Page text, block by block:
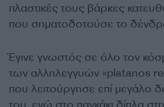
πλαστικές τους βάρκες
που σηματοδοτούσε το
Έγινε γνωστός σε όλο τον
των αλληλεγγυών «platanos
που λειτούργησε επί μεγάλο